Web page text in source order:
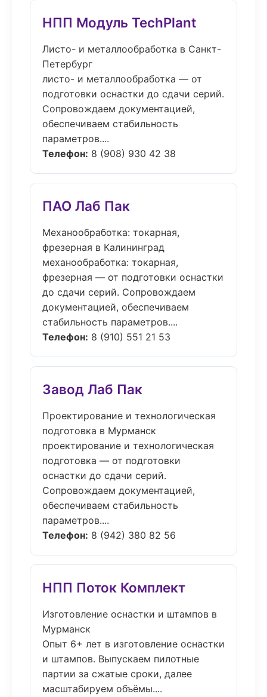
НПП Модуль TechPlant
Листо- и металлообработка в Санкт-
Петербург
листо- и металлообработка — от
подготовки оснастки до сдачи серий.
Сопровождаем документацией,
обеспечиваем стабильность
параметров....
Телефон: 8 (908) 930 42 38
ПАО Лаб Пак
Механообработка: токарная,
фрезерная в Калининград
механообработка: токарная,
фрезерная — от подготовки оснастки
до сдачи серий. Сопровождаем
документацией, обеспечиваем
стабильность параметров....
Телефон: 8 (910) 551 21 53
Завод Лаб Пак
Проектирование и технологическая
подготовка в Мурманск
проектирование и технологическая
подготовка — от подготовки
оснастки до сдачи серий.
Сопровождаем документацией,
обеспечиваем стабильность
параметров....
Телефон: 8 (942) 380 82 56
НПП Поток Комплект
Изготовление оснастки и штампов в
Мурманск
Опыт 6+ лет в изготовление оснастки
и штампов. Выпускаем пилотные
партии за сжатые сроки, далее
масштабируем объёмы....